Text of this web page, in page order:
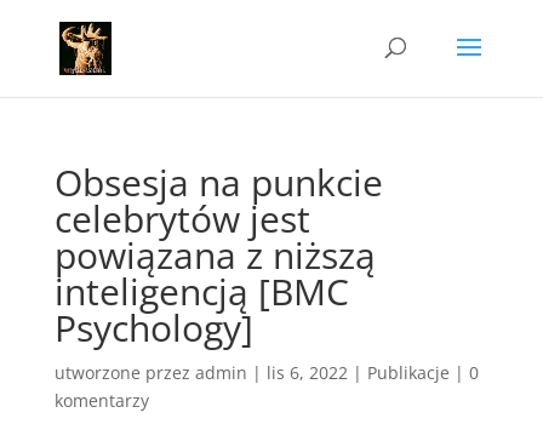
Obsesja na punkcie
celebrytów jest
powiązana z niższą
inteligencją [BMC
Psychology]
utworzone przez admin | lis 6, 2022| Publikacje | 0
komentarzy